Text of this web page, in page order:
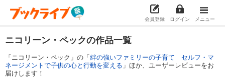
会員登録 ログイン メニュー
ニコリーン・ペックの作品一覧
「ニコリーン・ペック」の「絆の強いファミリーの子育て セルフ・マ
ネージメントで子供の心と行動を変える 」ほか、ユーザーレビューをお
届けします！